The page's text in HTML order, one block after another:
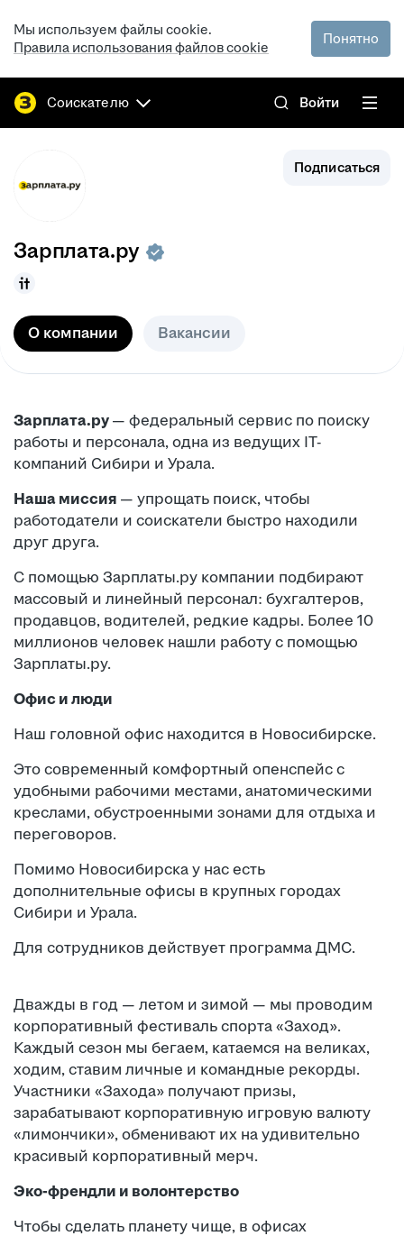
Мы используем файлы cookie.
Правила использования файлов cookie
Понятно
Соискателю Войти
Подписаться
Зарплата.ру
О компании Вакансии
Зарплата.ру — федеральный сервис по поиску
работы и персонала, одна из ведущих IT-
компаний Сибири и Урала.
Наша миссия — упрощать поиск, чтобы
работодатели и соискатели быстро находили
друг друга.
С помощью Зарплаты.ру компании подбирают
массовый и линейный персонал: бухгалтеров,
продавцов, водителей, редкие кадры. Более 10
миллионов человек нашли работу с помощью
Зарплаты.ру.
Офис и люди
Наш головной офис находится в Новосибирске.
Это современный комфортный опенспейс с
удобными рабочими местами, анатомическими
креслами, обустроенными зонами для отдыха и
переговоров.
Помимо Новосибирска у нас есть
дополнительные офисы в крупных городах
Сибири и Урала.
Для сотрудников действует программа ДМС.
Дважды в год — летом и зимой — мы проводим
корпоративный фестиваль спорта «Заход».
Каждый сезон мы бегаем, катаемся на великах,
ходим, ставим личные и командные рекорды.
Участники «Захода» получают призы,
зарабатывают корпоративную игровую валюту
«лимончики», обменивают их на удивительно
красивый корпоративный мерч.
Эко-френдли и волонтерство
Чтобы сделать планету чище, в офисах